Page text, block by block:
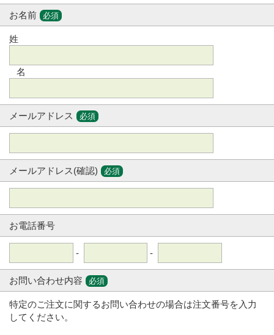
お名前 必須
姓
名
メールアドレス 必須
メールアドレス(確認) 必須
お電話番号
- -
お問い合わせ内容 必須
特定のご注文に関するお問い合わせの場合は注文番号を入力
してください。